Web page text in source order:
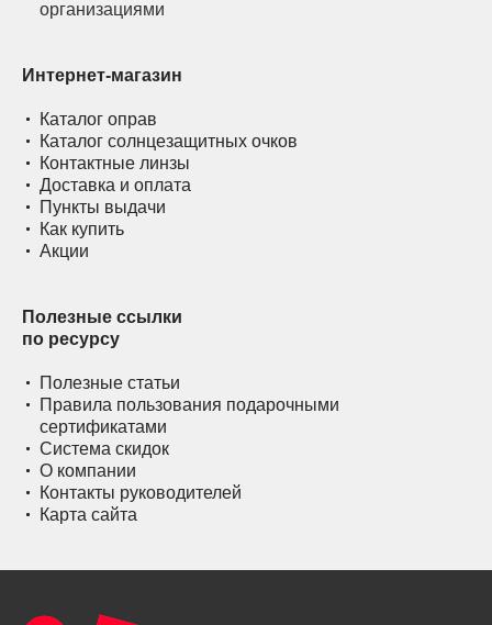
Интернет-магазин
Каталог оправ
Каталог солнцезащитных очков
Контактные линзы
Доставка и оплата
Пункты выдачи
Как купить
Акции
Полезные ссылки
по ресурсу
Полезные статьи
Правила пользования подарочными
сертификатами
Система скидок
О компании
Контакты руководителей
Карта сайта